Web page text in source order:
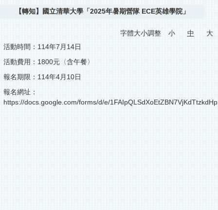
【轉知】國立清華大學「2025年暑期營隊 ECE英雄學院」
字體大小調整 小 中
大
活動時間：114年7月14日
活動費用：1800元〈含午餐〉
報名期限：114年4月10日
報名網址：
https://docs.google.com/forms/d/e/